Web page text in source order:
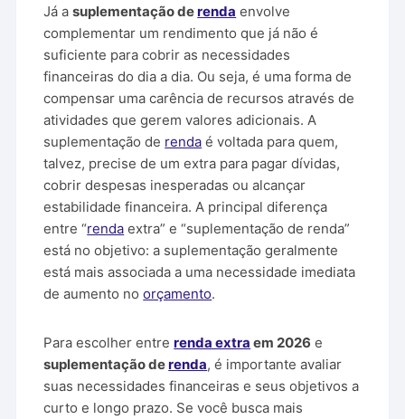
Já asuplementação derenda envolve
complementar um rendimento que já não é
suficiente para cobrir as necessidades
financeiras do dia a dia. Ou seja, é uma forma de
compensar uma carência de recursos através de
atividades que gerem valores adicionais. A
suplementação de renda é voltada para quem,
talvez, precise de um extra para pagar dívidas,
cobrir despesas inesperadas ou alcançar
estabilidade financeira. A principal diferença
entre “renda extra” e “suplementação de renda”
está no objetivo: a suplementação geralmente
está mais associada a uma necessidade imediata
de aumento noorçamento.
Para escolher entrerenda extra em 2026 e
suplementação derenda, é importante avaliar
suas necessidades financeiras e seus objetivos a
curto e longo prazo. Se você busca mais